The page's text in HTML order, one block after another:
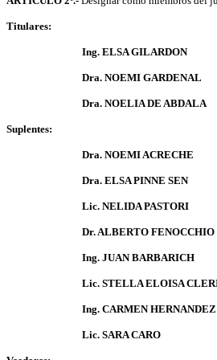
Titulares:
Ing. ELSA GILARDON
Dra. NOEMI GARDENAL
Dra. NOELIA DE ABDALA
Suplentes:
Dra. NOEMI ACRECHE
Dra. ELSA PINNE SEN
Lic. NELIDA PASTORI
Dr. ALBERTO FENOCCHIO
Ing. JUAN BARBARICH
Lic. STELLA ELOISA
Ing. CARMEN HERNANDEZ
Lic. SARA CARO